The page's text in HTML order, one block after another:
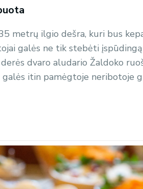
metrų ilgio dešra, kuri bus
galės ne tik stebėti įspūdingą
dvaro aludario Žaldoko
itin pamėgtoje neribotoje